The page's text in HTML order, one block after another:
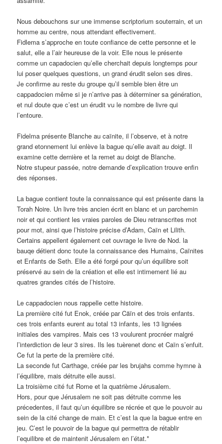
Nous debouchons sur une immense scriptorium souterrain, et un
homme au centre, nous attendant effectivement.
Fidlema s’approche en toute confiance de cette personne et le
salut, elle a l’air heureuse de la voir. Elle nous le présente
comme un capadocien qu’elle cherchait depuis longtemps pour
lui poser quelques questions, un grand érudit selon ses dires.
Je confirme au reste du groupe qu’il semble bien être un
cappadocien même si je n’arrive pas à déterminer sa génération,
et nul doute que c’est un érudit vu le nombre de livre qui
l’entoure.
Fidelma présente Blanche au caïnite, il l’observe, et à notre
grand etonnement lui enlève la bague qu’elle avait au doigt. Il
examine cette dernière et la remet au doigt de Blanche.
Notre stupeur passée, notre demande d’explication trouve enfin
des réponses.
La bague contient toute la connaissance qui est présente dans la
Torah Noire. Un livre très ancien écrit en blanc et un parchemin
noir et qui contient les vraies paroles de Dieu retranscrites mot
pour mot, ainsi que l’histoire précise d’Adam, Caïn et Lilith.
Certains appellent également cet ouvrage le livre de Nod. la
bauqe détient donc toute la connaissance des Humains, Caïnites
et Enfants de Seth. Elle a été forgé pour qu’un équilibre soit
préservé au sein de la création et elle est intimement lié au
quatres grandes cités de l’histoire.
Le cappadocien nous rappelle cette histoire.
La première cité fut Enok, créée par Cäïn et des trois enfants.
ces trois enfants eurent au total 13 infants, les 13 lignées
initiales des vampires. Mais ces 13 voulurent procréer malgré
l’interdiction de leur 3 sires. Ils les tuèrenet donc et Caïn s’enfuit.
Ce fut la perte de la première cité.
La seconde fut Carthage, créée par les brujahs comme hymne à
l’équilibre, mais détruite elle aussi.
La troisième cité fut Rome et la quatrième Jérusalem.
Hors, pour que Jérusalem ne soit pas détruite comme les
précedentes, il faut qu’un équilibre se récrée et que le pouvoir au
sein de la cité change de main. Et c’est la que la bague entre en
jeu. C’est le pouvoir de la bague qui permettra de rétablir
l’equilibre et de maintenit Jérusalem en l’état.*